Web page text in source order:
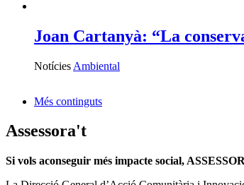
Joan Cartanyà: “La
Notícies Ambiental
Més continguts
Assessora't
Si vols aconseguir més impacte social,